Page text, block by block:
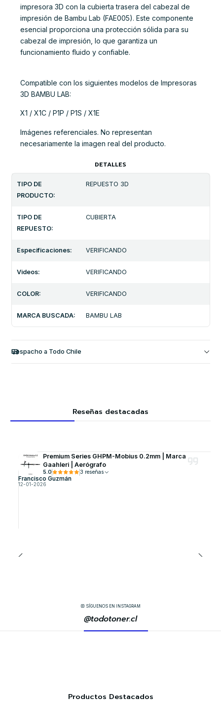
impresora 3D con la cubierta trasera del cabezal de
impresión de Bambu Lab (FAE005). Este componente
esencial proporciona una protección sólida para su
cabezal de impresión, lo que garantiza un
funcionamiento fluido y confiable.
Compatible con los siguientes modelos de Impresoras
3D BAMBU LAB:
X1 / X1C / P1P / P1S / X1E
Imágenes referenciales. No representan
necesariamente la imagen real del producto.
DETALLES
TIPO DE
PRODUCTO:
REPUESTO 3D
TIPO DE
REPUESTO:
CUBIERTA
Especificaciones: VERIFICANDO
Videos: VERIFICANDO
COLOR: VERIFICANDO
MARCA BUSCADA: BAMBU LAB
Despacho a Todo Chile
Reseñas destacadas
Premium Series GHPM-Mobius 0.2mm | Marca
Gaahleri | Aerógrafo
5.0 3 reseñas
Francisco Guzmán
12-01-2026
SÍGUENOS EN INSTAGRAM
@todotoner.cl
Productos Destacados